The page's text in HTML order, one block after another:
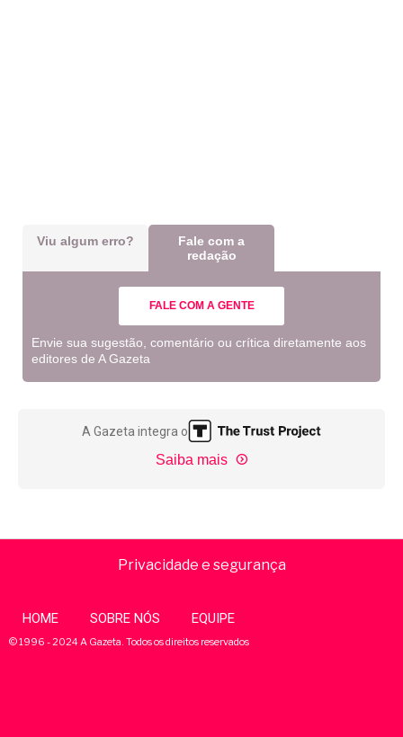
Viu algum erro?
Fale com a
redação
FALE COM A GENTE
Envie sua sugestão, comentário ou crítica diretamente aos
editores de A Gazeta
A Gazeta integra o
Saiba mais
Privacidade e segurança
HOME SOBRE NÓS EQUIPE
© 1996 - 2024 A Gazeta. Todos os direitos reservados